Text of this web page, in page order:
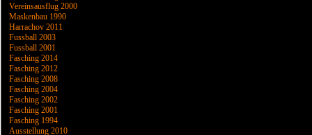
Vereinsausflug 2000
Maskenbau 1990
Harrachov 2011
Fussball 2003
Fussball 2001
Fasching 2014
Fasching 2012
Fasching 2008
Fasching 2004
Fasching 2002
Fasching 2001
Fasching 1994
Ausstellung 2010